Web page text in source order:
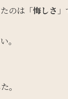
のは「悔しさ
。
。